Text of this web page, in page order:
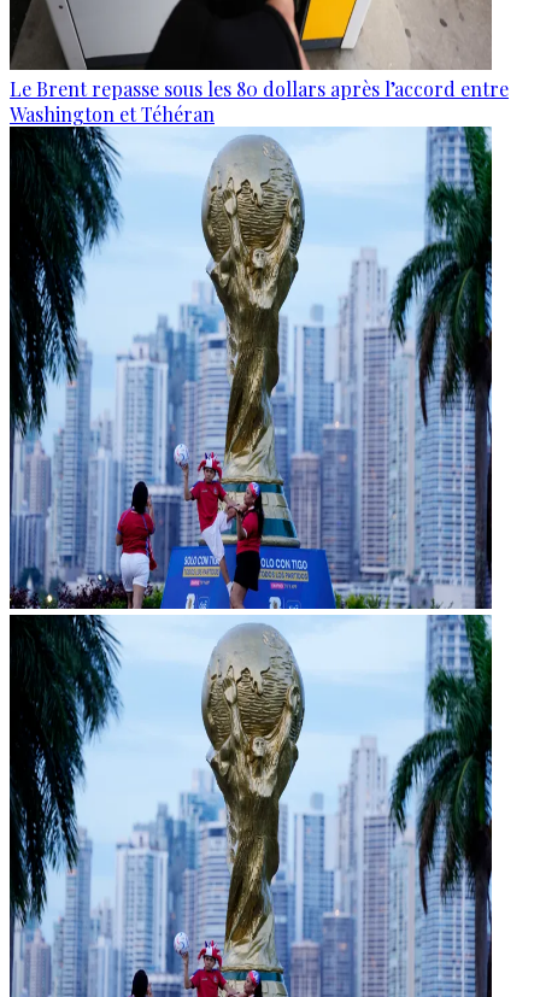
Le Brent repasse sous les 80 dollars après l’accord entre
Washington et Téhéran